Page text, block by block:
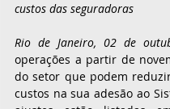
custos das seguradoras
Rio de Janeiro, 02 de
operações a partir de
do setor que podem
custos na sua adesão ao